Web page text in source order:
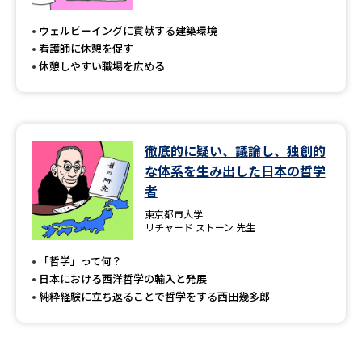
ユーザーサポート
Ｑ＆Ａ よくあるご質問
お支払いサイト
個人情報取扱規定
特定商取引表記
訂正のご案内
ウェルビーイングに貢献する建築環境
看護師に休憩を促す
休憩しやすい職場を広める
徹底的に疑い、議論し、独創的
な体系を生み出した日本の哲学
者
東京都市大学
リチャード ストーン 先生
「哲学」って何？
日本における西洋哲学の輸入と発展
純粋経験に立ち返ることで哲学をする西田幾多郎